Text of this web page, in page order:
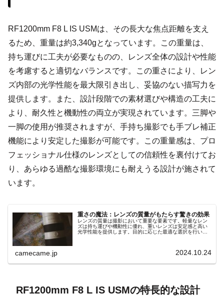
RF1200mm F8 L IS USMは、その長大な焦点距離を支え
るため、重量は約3,340gとなっています。この重量は、
持ち運びに工夫が必要なものの、レンズ全体の設計や性能
を考慮すると適切なバランスです。この重さにより、レン
ズ内部の光学性能を最大限引き出し、妥協のない描写力を
提供します。また、設計段階での素材選びや構造の工夫に
より、耐久性と機動性の両立が実現されています。三脚や
一脚の使用が推奨されますが、手持ち撮影でも手ブレ補正
機能により安定した撮影が可能です。この重量感は、プロ
フェッショナル仕様のレンズとしての信頼性を裏付けてお
り、あらゆる過酷な撮影環境にも耐えうる設計が施されて
います。
重さの魔法：レンズの質量がもたらす驚きの効果
レンズの質量は撮影において重要な要素です。軽量なレン
ズは持ち運びや機動性に優れ、重いレンズは安定感と高い
光学性能を提供します。目的に応じた最適な選択を行い、
camecame.jp 2024.10.24
RF1200mm F8 L IS USMの特長的な設計